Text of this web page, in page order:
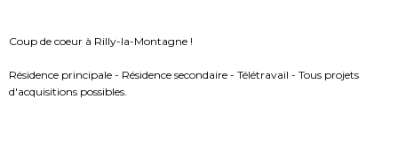
Coup de coeur à Rilly-la-Montagne !
Résidence principale - Résidence secondaire - Télétravail - Tous projets
d'acquisitions possibles.